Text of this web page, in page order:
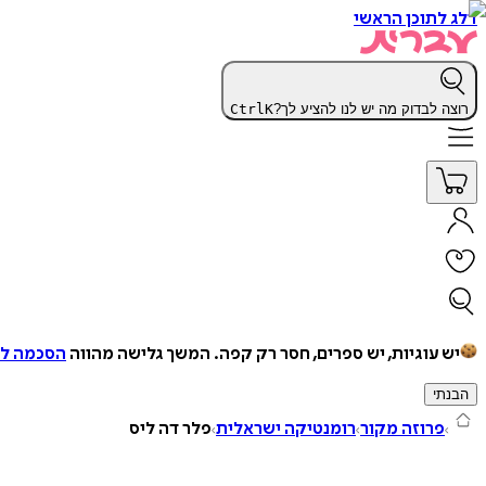
דלג לתוכן הראשי
רוצה לבדוק מה יש לנו להציע לך? CtrlK
יש עוגיות, יש ספרים, חסר רק קפה. המשך גלישה מהווה הסכמה
הבנתי
פרוזה מקור רומנטיקה ישראלית פלר דה ליס